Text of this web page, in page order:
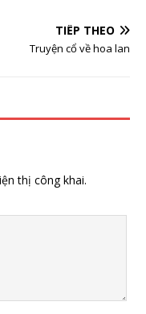
TIẾP THEO
Truyện cổ về hoa lan
thị công khai.